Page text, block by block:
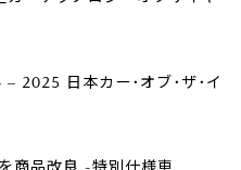
2025 日本カー･オブ･ザ･イ